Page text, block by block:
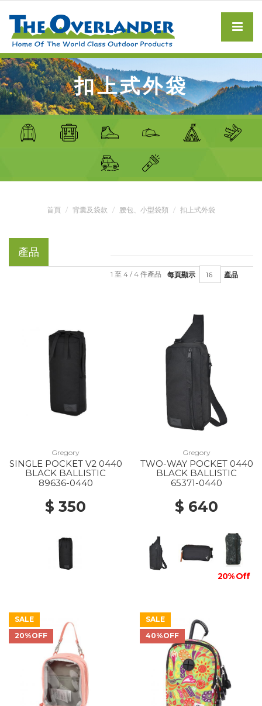
扣上式外袋
首頁 背囊及袋款 腰包、小型袋類 扣上式外袋
產品
每頁顯示 產品
1 至 4 / 4 件產品
Gregory
SINGLE POCKET V2 0440
BLACK BALLISTIC
89636-0440
$ 350
Gregory
TWO-WAY POCKET 0440
BLACK BALLISTIC
65371-0440
$ 640
20% Off
SALE
20%OFF
SALE
40%OFF